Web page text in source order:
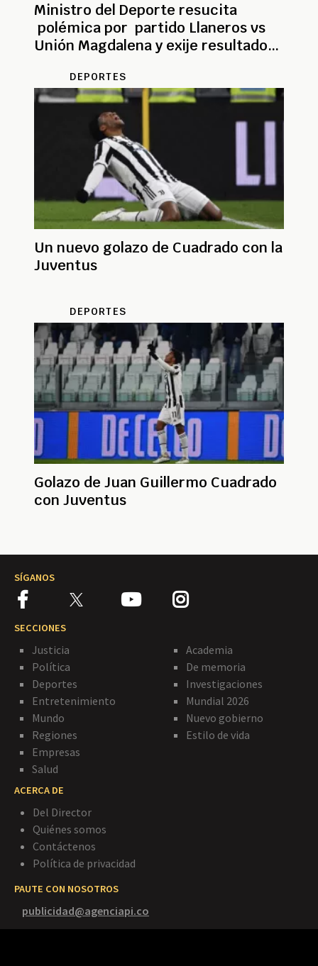
Ministro del Deporte resucita
polémica por partido Llaneros vs
Unión Magdalena y exije resultados
DEPORTES
Un nuevo golazo de Cuadrado con la
Juventus
DEPORTES
Golazo de Juan Guillermo Cuadrado
con Juventus
SÍGANOS
SECCIONES
Justicia
Política
Deportes
Entretenimiento
Mundo
Regiones
Empresas
Salud
Academia
De memoria
Investigaciones
Mundial 2026
Nuevo gobierno
Estilo de vida
ACERCA DE
Del Director
Quiénes somos
Contáctenos
Política de privacidad
PAUTE CON NOSOTROS
publicidad@agenciapi.co